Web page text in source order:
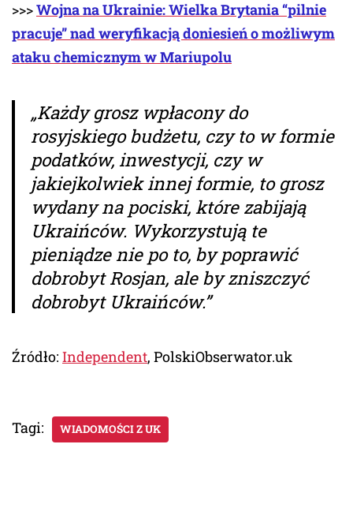
>>>Wojna na Ukrainie: Wielka Brytania “pilnie
pracuje” nad weryfikacją doniesień o możliwym
ataku chemicznym w Mariupolu
„Każdy grosz wpłacony do
rosyjskiego budżetu, czy to w formie
podatków, inwestycji, czy w
jakiejkolwiek innej formie, to grosz
wydany na pociski, które zabijają
Ukraińców. Wykorzystują te
pieniądze nie po to, by poprawić
dobrobyt Rosjan, ale by zniszczyć
dobrobyt Ukraińców.”
Źródło: Independent, PolskiObserwator.uk
Tagi: WIADOMOŚCI Z UK